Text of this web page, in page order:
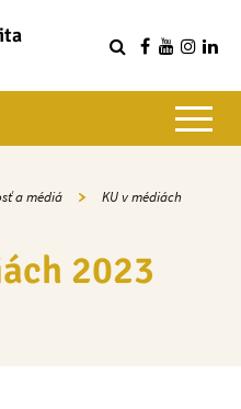
a médiá KU v médiách
2023